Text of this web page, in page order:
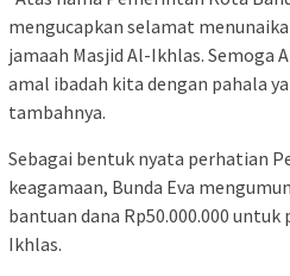
mengucapkan selamat
jamaah Masjid Al-Ikhlas. Semoga
amal ibadah kita dengan pahala
tambahnya.
​Sebagai bentuk nyata perhatian
keagamaan, Bunda Eva
bantuan dana Rp50.000.000
Ikhlas.